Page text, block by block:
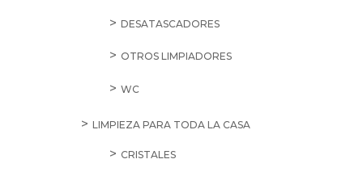
DESATASCADORES
OTROS LIMPIADORES
WC
LIMPIEZA PARA TODA LA CASA
CRISTALES